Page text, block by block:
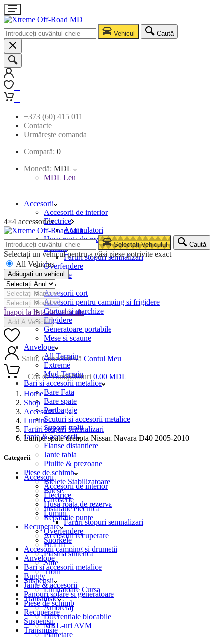
Vehicul Caută
+373 (60) 415 011
Contacte
Urmărește comanda
Compară: 0
Monedă: MDL
MDL Leu
Accesorii
Accesorii de interior
Electrice
Acumulatori
Husa roata de rezerva
Lumini
Faruri stopuri semnalizari
Overfendere
Snorkele
Camping
Accesorii cort
Accesorii pentru camping si frigidere
Corturi si marchize
Frigidere
Generatoare portabile
Mese si scaune
Anvelope
All Terrain
Extreme
Mud Terrain
Bari si accesorii metalice
Bare Fata
Bare spate
Portbagaje
Scuturi si accesorii metalice
Suporti trolii
Jante & accesorii
Flanse distantiere
Jante tabla
Piulite & prezoane
Piese de schimb
Bielete Stabilizatoare
Bucse
Caroserie
Instalatie electrica
Reparatie punte
Recuperare
Accesorii recuperare
Hi Lift
Plasma sintetica
Sufe
Trolii
Suspensii
Limitatoare Cursa
Transmisie
Ambreiaj
Diferentiale blocabile
MRL-uri AVM
Planetare
4×4 accessories
Selectați Vehiculul Caută
Selectați un vehicul pentru a găsi piese potrivite exact
All Vehicles
Adăugați un vehicul
Înapoi la lista de vehicule
Add A Vehicle
Salut, Conectați-vă Contul Meu
Coș de Cumpărături 0.00 MDL
Home
Shop
Accesorii
Lumini
Faruri stopuri semnalizari
Lampa spate dreapta Nissan Navara D40 2005-2010
Categorii
Accesorii
Accesorii de interior
Electrice
Husa roata de rezerva
Lumini
Faruri stopuri semnalizari
Overfendere
Snorkele
Accesorii camping si drumetii
Anvelope
Bari si accesorii metalice
Buggy
Jante & accesorii
Panouri solare si generatoare
Piese de schimb
Recuperare
Suspensii
Transmisie